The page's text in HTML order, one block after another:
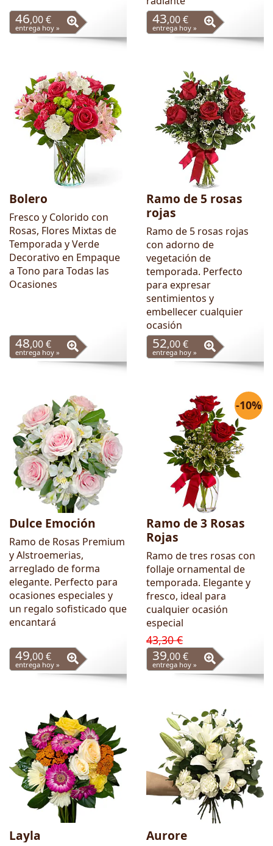
46,00 €
entrega hoy »
43,00 €
entrega hoy »
Bolero
Fresco y Colorido con
Rosas, Flores Mixtas de
Temporada y Verde
Decorativo en Empaque
a Tono para Todas las
Ocasiones
48,00 €
entrega hoy »
Ramo de 5 rosas
rojas
Ramo de 5 rosas rojas
con adorno de
vegetación de
temporada. Perfecto
para expresar
sentimientos y
embellecer cualquier
ocasión
52,00 €
entrega hoy »
Dulce Emoción
Ramo de Rosas Premium
y Alstroemerias,
arreglado de forma
elegante. Perfecto para
ocasiones especiales y
un regalo sofisticado que
encantará
49,00 €
entrega hoy »
-10%
Ramo de 3 Rosas
Rojas
Ramo de tres rosas con
follaje ornamental de
temporada. Elegante y
fresco, ideal para
cualquier ocasión
especial
43,30 €
39,00 €
entrega hoy »
Layla Aurore